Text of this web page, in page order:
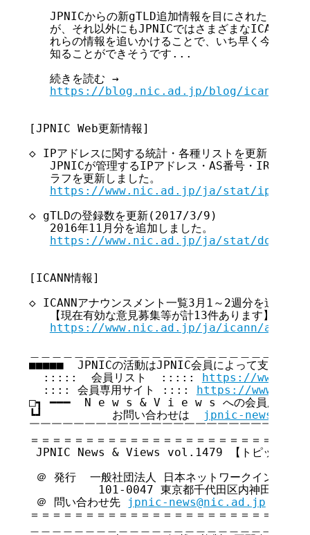
JPNICからの新gTLD追加情報を目にされたことが
が、それ以外にもJPNICではさまざまなICANNの情
れらの情報を追いかけることで、いち早く今後のイ
   知ることができそうです...
   続きを読む →
https://blog.nic.ad.jp/blog/icann-
[JPNIC Web更新情報]
◇ IPアドレスに関する統計・各種リストを更新
JPNICが管理するIPアドレス・AS番号・IRRサービ
   ラフを更新しました。
https://www.nic.ad.jp/ja/stat/ip/
◇ gTLDの登録数を更新(2017/3/9)
   2016年11月分を追加しました。
https://www.nic.ad.jp/ja/stat/dom/
[ICANN情報]
◇ ICANNアナウンスメント一覧3月1～2週分を追
   【現在有効な意見募集等が計13件あります】
https://www.nic.ad.jp/ja/icann/
■■■■■  JPNICの活動はJPNIC会員によって支えら
  :::::  会員リスト  :::::
https://
  :::: 会員専用サイト ::::
https://
□┓ ━━━  N e w s & V i e w s への会員広告無料
┗┛          お問い合わせは
jpnic-
￣￣￣￣￣￣￣￣￣￣￣￣￣￣￣￣￣￣￣￣￣￣￣￣
＝＝＝＝＝＝＝＝＝＝＝＝＝＝＝＝＝＝＝＝＝＝＝＝
JPNIC News & Views vol.1479 【トピックス号
＠ 発行  一般社団法人 日本ネットワークインフォメ
101-0047 東京都千代田区内神田3-6-2
＠ 問い合わせ先
jpnic-news@nic.ad.jp
＝＝＝＝＝＝＝＝＝＝＝＝＝＝＝＝＝＝＝＝＝＝＝＝